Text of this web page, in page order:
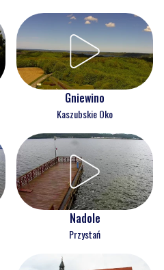
Gniewino
Kaszubskie Oko
Nadole
Przystań